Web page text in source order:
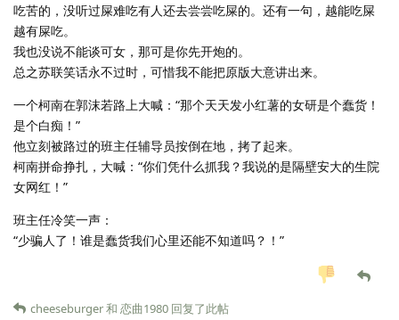
吃苦的，没听过屎难吃有人还去尝尝吃屎的。还有一句，越能吃屎
越有屎吃。
我也没说不能谈可女，那可是你先开炮的。
总之苏联笑话永不过时，可惜我不能把原版大意讲出来。
一个柯南在郭沫若路上大喊：“那个天天发小红薯的女研是个蠢货！
是个白痴！”
他立刻被路过的班主任辅导员按倒在地，拷了起来。
柯南拼命挣扎，大喊：“你们凭什么抓我？我说的是隔壁安大的生院
女网红！”
班主任冷笑一声：
“少骗人了！谁是蠢货我们心里还能不知道吗？！”
cheeseburger和 恋曲1980 回复了此帖